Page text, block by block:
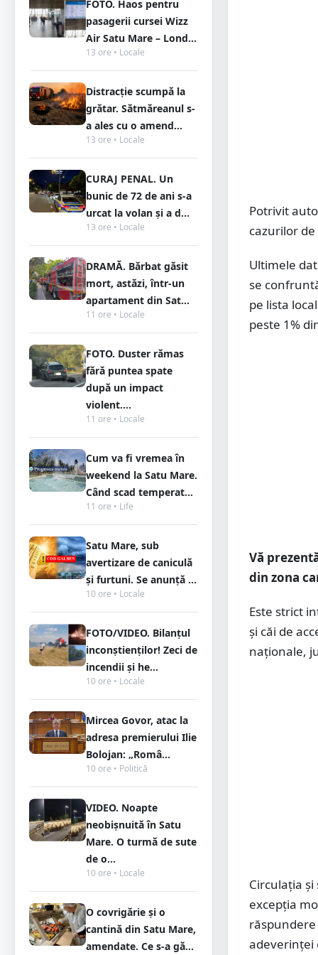
FOTO. Haos pentru
pasagerii cursei Wizz
Air Satu Mare – Lond...
13 ore • Locale
Distracție scumpă la
grătar. Sătmăreanul s-
a ales cu o amend...
13 ore • Locale
CURAJ PENAL. Un
bunic de 72 de ani s-a
urcat la volan și a d...
13 ore • Locale
DRAMĂ. Bărbat găsit
mort, astăzi, într-un
apartament din Sat...
11 ore • Locale
FOTO. Duster rămas
fără puntea spate
după un impact
violent....
11 ore • Locale
Cum va fi vremea în
weekend la Satu Mare.
Când scad temperat...
11 ore • Life
Satu Mare, sub
avertizare de caniculă
și furtuni. Se anunță ...
10 ore • Locale
FOTO/VIDEO. Bilanțul
inconștienților! Zeci de
incendii și he...
10 ore • Locale
Mircea Govor, atac la
adresa premierului Ilie
Bolojan: „Româ...
10 ore • Politică
VIDEO. Noapte
neobișnuită în Satu
Mare. O turmă de sute
de o...
10 ore • Locale
O covrigărie și o
cantină din Satu Mare,
amendate. Ce s-a gă...
Potrivit
cazurilor de
Ultimele
se
pe lista
peste 1%
Vă
din zona
Este strict
şi căi de
naţionale,
Circulaţia
excepţia
răspundere
adeverinţei